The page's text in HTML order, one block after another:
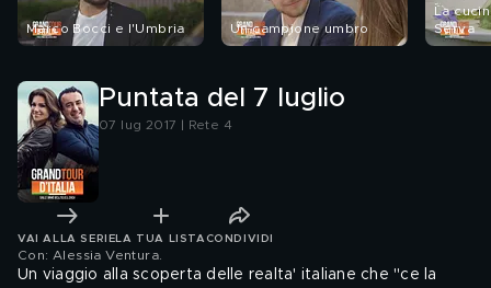
Marco Bocci e l'Umbria Un campione umbro
La
Serva
Puntata del 7 luglio
07 lug 2017 | Rete 4
VAI ALLA SERIE LA TUA LISTA CONDIVIDI
Con: Alessia Ventura
Un viaggio alla scoperta delle realta' italiane che "ce la